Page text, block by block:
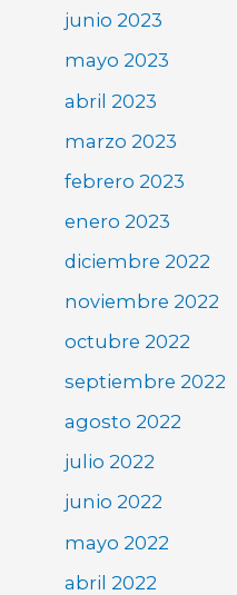
junio 2023
mayo 2023
abril 2023
marzo 2023
febrero 2023
enero 2023
diciembre 2022
noviembre 2022
octubre 2022
septiembre 2022
agosto 2022
julio 2022
junio 2022
mayo 2022
abril 2022